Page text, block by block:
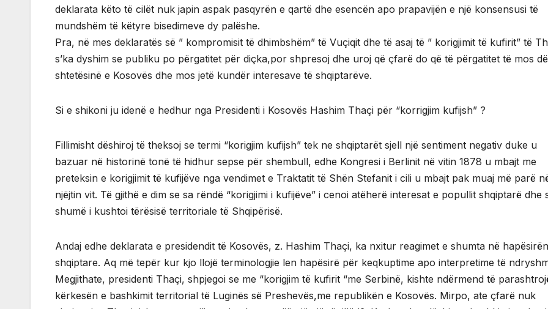
deklarata këto të cilët nuk japin aspak pasqyrën e qartë dhe esencën apo prapavijën e një konsensusi të
mundshëm të këtyre bisedimeve dy palëshe.
Pra, në mes deklaratës së ” kompromisit të dhimbshëm” të Vuçiqit dhe të asaj të ” korigjimit të kufirit” të
s’ka dyshim se publiku po përgatitet për diçka,por shpresoj dhe uroj që çfarë do që të përgatitet të mos
shtetësinë e Kosovës dhe mos jetë kundër interesave të shqiptarëve.
Si e shikoni ju idenë e hedhur nga Presidenti i Kosovës Hashim Thaçi për “korrigjim kufijsh” ?
Fillimisht dëshiroj të theksoj se termi “korigjim kufijsh” tek ne shqiptarët sjell një sentiment negativ duke u
bazuar në historinë tonë të hidhur sepse për shembull, edhe Kongresi i Berlinit në vitin 1878 u mbajt me
preteksin e korigjimit të kufijëve nga vendimet e Traktatit të Shën Stefanit i cili u mbajt pak muaj më parë
njëjtin vit. Të gjithë e dim se sa rëndë “korigjimi i kufijëve” i cenoi atëherë interesat e popullit shqiptarë dhe
shumë i kushtoi tërësisë territoriale të Shqipërisë.
Andaj edhe deklarata e presidendit të Kosovës, z. Hashim Thaçi, ka nxitur reagimet e shumta në hapësirën
shqiptare. Aq më tepër kur kjo llojë terminologjie len hapësirë për keqkuptime apo interpretime të
Megjithate, presidenti Thaçi, shpjegoi se me “korigjim të kufirit “me Serbinë, kishte ndërmend të
kërkesën e bashkimit territorial të Luginës së Preshevës,me republikën e Kosovës. Mirpo, ate çfarë nuk